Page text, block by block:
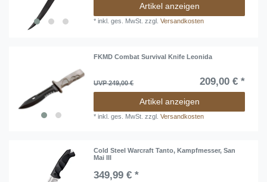
Artikel anzeigen
*inkl. ges. MwSt. zzgl.Versandkosten
FKMD Combat Survival Knife Leonida
UVP 249,00 € 209,00 € *
Artikel anzeigen
*inkl. ges. MwSt. zzgl.Versandkosten
Cold Steel Warcraft Tanto, Kampfmesser, San
Mai III
349,99 € *